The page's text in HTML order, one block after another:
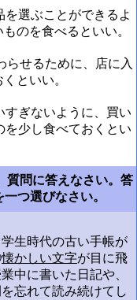
選ぶことができるよ
のを食べるといい。
らせるために、店に入
といい。
すぎないように、買い
少し食べておくとい
問に答えなさい。答
つ選びなさい。
生時代の古い手帳が
懐かしい文字が目に飛
中に書いた日記や、
忘れて読み続けてし